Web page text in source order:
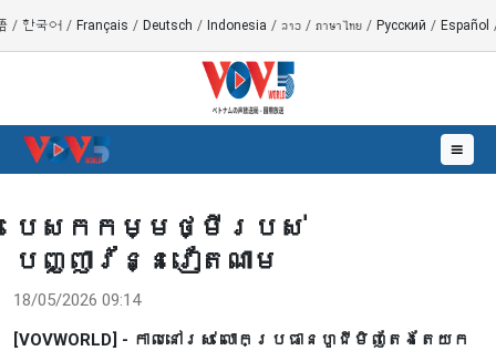
/ 한국어 / Français / Deutsch / Indonesia / ລາວ / ภาษาไทย / Русский / Español
☰
បេសកកម្មថ្មីរបស់
បញ្ញាវ័ន្នវៀតណាម
18/05/2026 09:14
[VOVWORLD] - កាលនៅរស់ លោកប្រធានហូជីមិញតែងតែយក